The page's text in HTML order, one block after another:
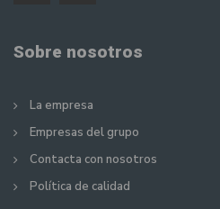
Sobre nosotros
La empresa
Empresas del grupo
Contacta con nosotros
Política de calidad